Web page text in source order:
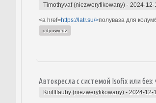
Timothyvaf (niezweryfikowany) - 2024-12-
<a href=https://latr.su/>полуваза для
odpowiedz
Автокресла с системой Isofix или без:
Kirilltfauby (niezweryfikowany) - 2024-12-